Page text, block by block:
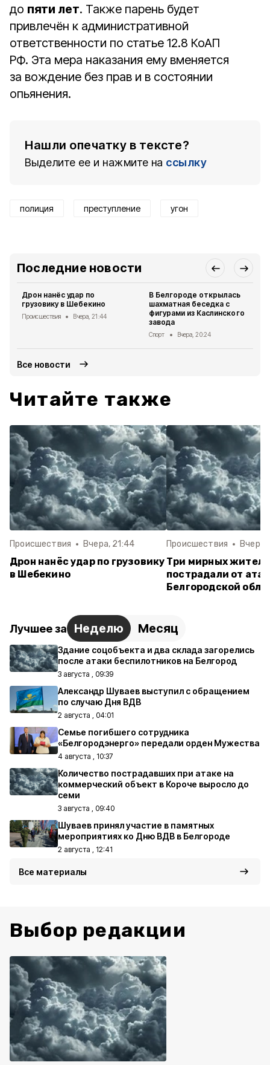
до пяти лет. Также парень будет
привлечён к административной
ответственности по статье 12.8 КоАП
РФ. Эта мера наказания ему вменяется
за вождение без прав и в состоянии
опьянения.
Нашли опечатку в тексте?
Выделите ее и нажмите на ссылку
полиция преступление угон
Последние новости
Дрон нанёс удар по
грузовику в Шебекино
Происшествия Вчера, 21:44
В Белгороде открылась
шахматная беседка с
фигурами из Каслинского
завода
Спорт Вчера, 20:24
Все новости
Читайте также
Происшествия Вчера, 21:44
Дрон нанёс удар по грузовику
в Шебекино
Происшествия Вчера,
Три мирных жителя
пострадали от
Белгородской
Лучшее за Неделю Месяц
Здание соцобъекта и два склада загорелись
после атаки беспилотников на Белгород
3 августа , 09:39
Александр Шуваев выступил с обращением
по случаю Дня ВДВ
2 августа , 04:01
Семье погибшего сотрудника
«Белгородэнерго» передали орден Мужества
4 августа , 10:37
Количество пострадавших при атаке на
коммерческий объект в Короче выросло до
семи
3 августа , 09:40
Шуваев принял участие в памятных
мероприятиях ко Дню ВДВ в Белгороде
2 августа , 12:41
Все материалы
Выбор редакции